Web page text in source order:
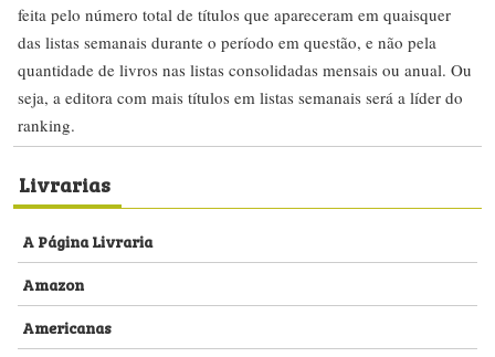
feita pelo número total de títulos que apareceram em quaisquer
das listas semanais durante o período em questão, e não pela
quantidade de livros nas listas consolidadas mensais ou anual. Ou
seja, a editora com mais títulos em listas semanais será a líder do
ranking.
Livrarias
A Página Livraria
Amazon
Americanas